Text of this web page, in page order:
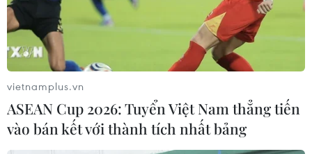
vietnamplus.vn
ASEAN Cup 2026: Tuyển Việt Nam thẳng tiến
vào bán kết với thành tích nhất bảng